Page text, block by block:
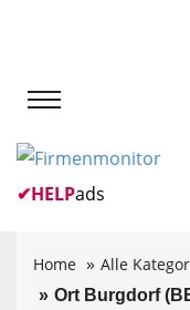
✔HELPads
Home Alle
Ort Burgdorf